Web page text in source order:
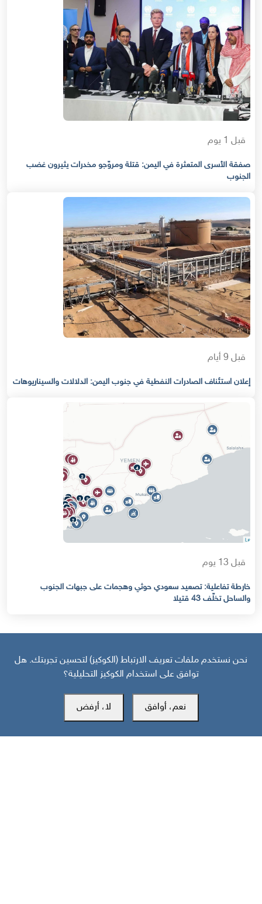
قبل 1 يوم
صفقة الأسرى المتعثرة في اليمن: قتلة ومروّجو مخدرات يثيرون غضب
الجنوب
قبل 9 أيام
إعلان استئناف الصادرات النفطية في جنوب اليمن: الدلالات والسيناريوهات
قبل 13 يوم
خارطة تفاعلية: تصعيد سعودي حوثي وهجمات على جبهات الجنوب
والساحل تخلّف 43 قتيلا
نحن نستخدم ملفات تعريف الارتباط (الكوكيز) لتحسين تجربتك. هل
توافق على استخدام الكوكيز التحليلية؟
نعم، أوافق لا، أرفض